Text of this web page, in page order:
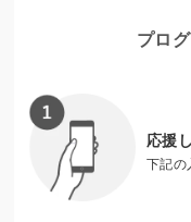
＊アクセスの補習授業
https://access-jp.org/
プロ
応援
下記の